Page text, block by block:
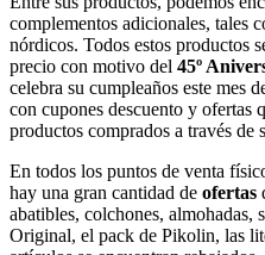
complementos adicionales, tales
nórdicos. Todos estos productos
precio con motivo del 45º
celebra su cumpleaños este mes
con cupones descuento y ofertas
productos comprados a través de
En todos los puntos de venta
hay una gran cantidad de ofertas
abatibles, colchones,
Original, el pack de Pikolin, las